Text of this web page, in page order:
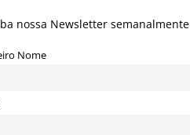
nossa Newsletter semanalmente
Nome